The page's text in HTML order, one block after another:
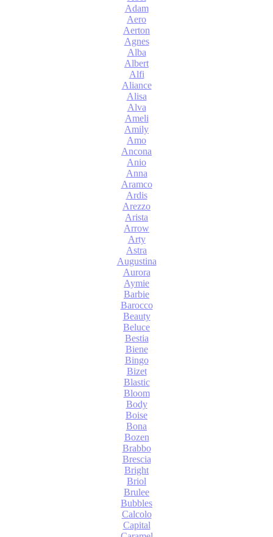
Adam
Aero
Aerton
Agnes
Alba
Albert
Alfi
Aliance
Alisa
Alva
Ameli
Amily
Amo
Ancona
Anio
Anna
Aramco
Ardis
Arezzo
Arista
Arrow
Arty
Astra
Augustina
Aurora
Aymie
Barbie
Barocco
Beauty
Beluce
Bestia
Biene
Bingo
Bizet
Blastic
Bloom
Body
Boise
Bona
Bozen
Brabbo
Brescia
Bright
Briol
Brulee
Bubbles
Calcolo
Capital